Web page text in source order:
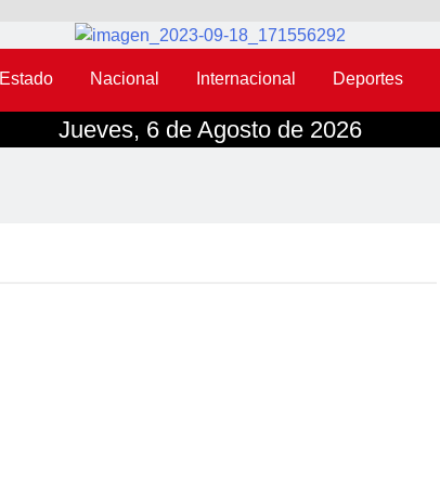
Estado Nacional Internacional Deportes
Jueves, 6 de Agosto de 2026